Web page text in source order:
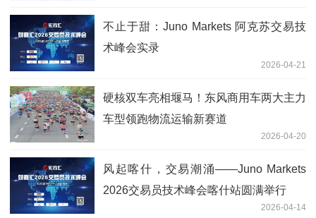
不止于甜：Juno Markets 阿克苏交易技
术峰会实录
2026-04-21
硬核双车亮相堰马！东风商用车两大主力
车型领跑物流运输新赛道
2026-04-20
风起喀什，交易潮涌——Juno Markets
2026交易员技术峰会喀什站圆满举行
2026-04-14